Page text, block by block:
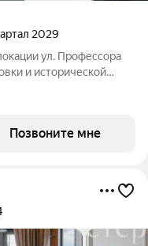
2029
и исторической
окон открываются
Позвоните мне